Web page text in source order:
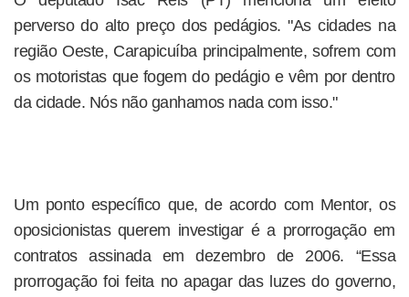
perverso do alto preço dos pedágios. "As cidades na
região Oeste, Carapicuíba principalmente, sofrem com
os motoristas que fogem do pedágio e vêm por dentro
da cidade. Nós não ganhamos nada com isso."
Um ponto específico que, de acordo com Mentor, os
oposicionistas querem investigar é a prorrogação em
contratos assinada em dezembro de 2006. “Essa
prorrogação foi feita no apagar das luzes do governo,